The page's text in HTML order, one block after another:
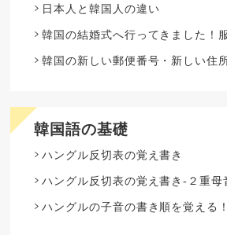
日本人と韓国人の違い
韓国の結婚式へ行ってきました！
韓国の新しい郵便番号・新しい住
韓国語の基礎
ハングル反切表の覚え書き
ハングル反切表の覚え書き-２重母
ハングルの子音の書き順を覚える！